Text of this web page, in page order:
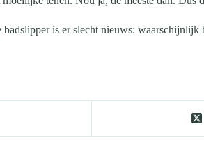
is er slecht nieuws: